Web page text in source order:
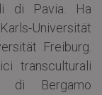
di Pavia. Ha
Universität
Freiburg.
transculturali
di Bergamo